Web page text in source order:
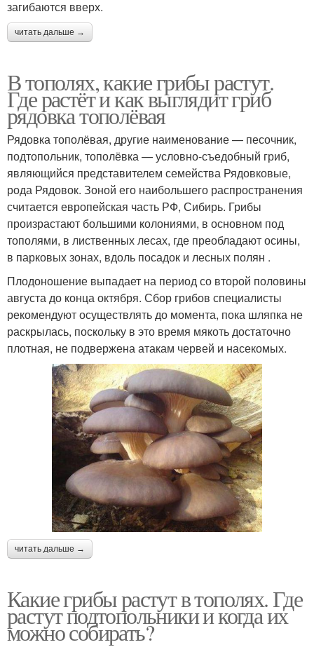
загибаются вверх.
читать дальше →
В тополях, какие грибы растут.
Где растёт и как выглядит гриб
рядовка тополёвая
Рядовка тополёвая, другие наименование — песочник,
подтопольник, тополёвка — условно-съедобный гриб,
являющийся представителем семейства Рядовковые,
рода Рядовок. Зоной его наибольшего распространения
считается европейская часть РФ, Сибирь. Грибы
произрастают большими колониями, в основном под
тополями, в лиственных лесах, где преобладают осины,
в парковых зонах, вдоль посадок и лесных полян .
Плодоношение выпадает на период со второй половины
августа до конца октября. Сбор грибов специалисты
рекомендуют осуществлять до момента, пока шляпка не
раскрылась, поскольку в это время мякоть достаточно
плотная, не подвержена атакам червей и насекомых.
читать дальше →
Какие грибы растут в тополях. Где
растут подтопольники и когда их
можно собирать?